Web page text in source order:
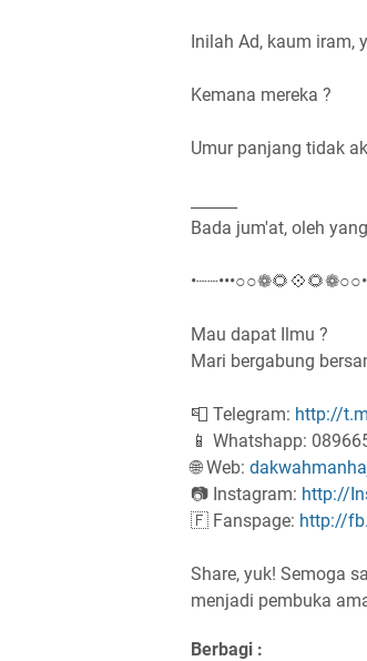
Inilah Ad, kaum iram,
Kemana mereka ?
Umur panjang tidak
Bada jum'at, oleh
Mau dapat Ilmu ?
Mari bergabung
📮 Telegram: http://
📱 Whatshapp:
🌐 Web:
📷 Instagram: http://
🇫 Fanspage: http://
Share, yuk! Semoga
Berbagi :